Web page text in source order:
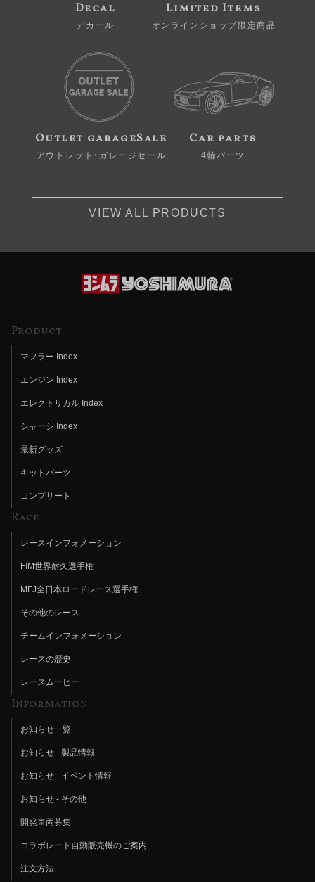
Decal
デカール
Limited Items
オンラインショップ限定商品
Outlet garageSale
アウトレット・ガレージセール
Car parts
4輪パーツ
VIEW ALL PRODUCTS
Product
マフラー Index
エンジン Index
エレクトリカル Index
シャーシ Index
最新グッズ
キットパーツ
コンプリート
Race
レースインフォメーション
FIM世界耐久選手権
MFJ全日本ロードレース選手権
その他のレース
チームインフォメーション
レースの歴史
レースムービー
Information
お知らせ一覧
お知らせ - 製品情報
お知らせ - イベント情報
お知らせ - その他
開発車両募集
コラボレート自動販売機のご案内
注文方法